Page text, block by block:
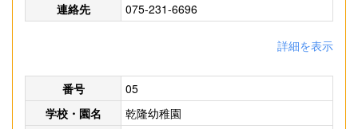
連絡先 075-231-6696
詳細を表示
番号
05
学校・園名
乾隆幼稚園